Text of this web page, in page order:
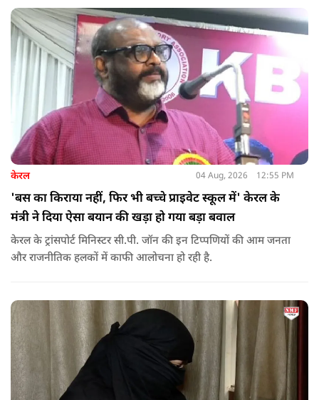
केरल 04 Aug, 2026 12:55 PM
'बस का किराया नहीं, फिर भी बच्चे प्राइवेट स्कूल में' केरल के
मंत्री ने दिया ऐसा बयान की खड़ा हो गया बड़ा बवाल
केरल के ट्रांसपोर्ट मिनिस्टर सी.पी. जॉन की इन टिप्पणियों की आम जनता
और राजनीतिक हलकों में काफी आलोचना हो रही है.